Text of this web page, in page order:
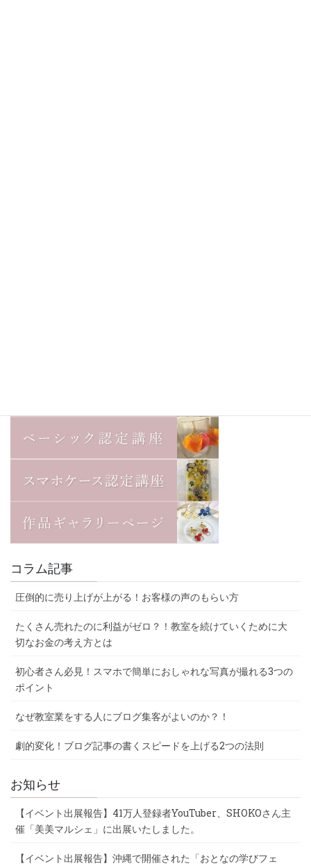
コラム記事
圧倒的に売り上げが上がる！お客様の声のもらい方
たくさん売れたのに利益がゼロ？！教室を続けていくために大
切なお金の考え方とは
初心者さん必見！スマホで簡単におしゃれな写真が撮れる3つの
ポイント
なぜ教室業をする人にブログ集客がよいのか？！
劇的変化！ブログ記事の書くスピードを上げる2つの法則
お知らせ
【イベント出展報告】41万人登録者YouTuber、SHOKOさん主
催「美美マルシェ」に出展いたしました。
【イベント出展報告】沖縄で開催された「おとなの学びフェ